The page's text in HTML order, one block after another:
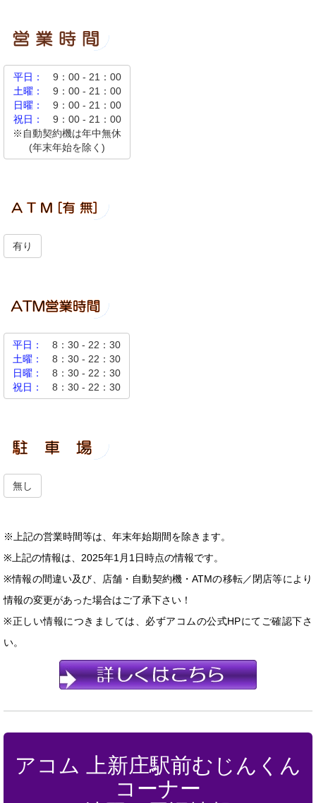
平日：
9：00 - 21：00
土曜：
9：00 - 21：00
日曜：
9：00 - 21：00
祝日：
9：00 - 21：00
※自動契約機は年中無休
(年末年始を除く)
有り
平日：
8：30 - 22：30
土曜：
8：30 - 22：30
日曜：
8：30 - 22：30
祝日：
8：30 - 22：30
無し
※上記の営業時間等は、年末年始期間を除きます。
※上記の情報は、2025年1月1日時点の情報です。
※情報の間違い及び、店舗・自動契約機・ATMの移転／閉店等により
情報の変更があった場合はご了承下さい！
※正しい情報につきましては、必ずアコムの公式HPにてご確認下さ
い。
アコム 上新庄駅前むじんくん
コーナー